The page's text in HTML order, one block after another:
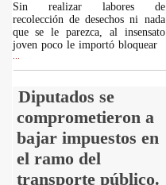
Sin realizar labores de
recolección de desechos ni nada
que se le parezca, al insensato
joven poco le importó bloquear
Diputados se
comprometieron a
bajar impuestos en
el ramo del
transporte público.